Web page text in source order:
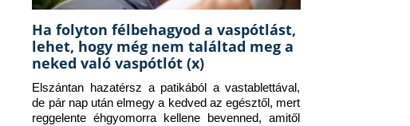
Ha folyton félbehagyod a vaspótlást,
lehet, hogy még nem találtad meg a
neked való vaspótlót (x)
Elszántan hazatérsz a patikából a vastablettával,
de pár nap után elmegy a kedved az egésztől, mert
reggelente éhgyomorra kellene bevenned, amitől